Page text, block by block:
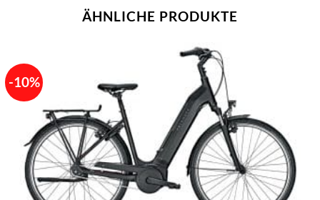
ÄHNLICHE PRODUKTE
-10%